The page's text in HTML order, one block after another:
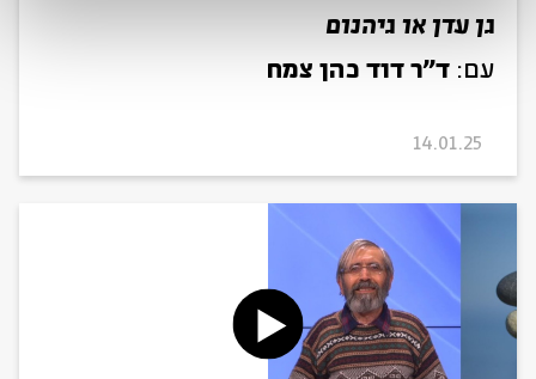
גן עדן או גיהנום
עם: ד"ר דוד כהן צמח
14.01.25